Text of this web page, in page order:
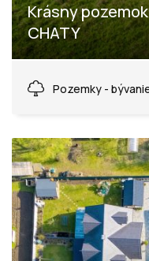
Krásny
CHATY
Pozemky -